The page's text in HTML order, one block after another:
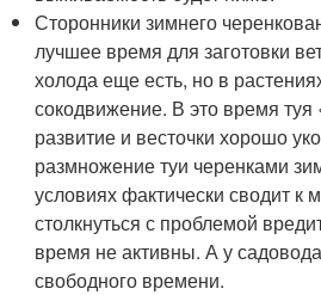
Сторонники зимнего
лучшее время для заготовки
холода еще есть, но в
сокодвижение. В это время туя
развитие и весточки хорошо
размножение туи черенками
условиях фактически сводит к
столкнуться с проблемой
время не активны. А у
свободного времени.